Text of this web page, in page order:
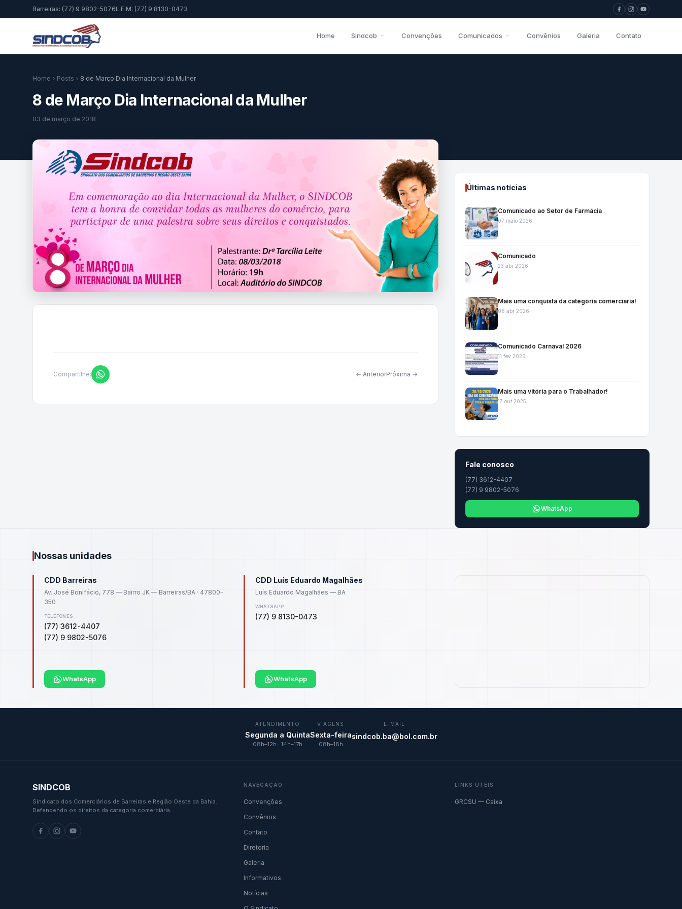
Barreiras: (77) 9 9802-5076L.E.M: (77) 9 8130-0473
Home Sindcob Convenções Comunicados Convênios Galeria Contato
Home Posts 8 de Março Dia Internacional da Mulher
8 de Março Dia Internacional da Mulher
03 de março de 2018
Compartilhe: ← AnteriorPróxima →
Últimas notícias
Comunicado ao Setor de Farmácia
07 maio 2026
Comunicado
23 abr 2026
Mais uma conquista da categoria comerciaria!
08 abr 2026
Comunicado Carnaval 2026
11 fev 2026
Mais uma vitória para o Trabalhador!
17 out 2025
Fale conosco
(77) 3612-4407
(77) 9 9802-5076
WhatsApp
Nossas unidades
CDD Barreiras
Av. José Bonifácio, 778 — Bairro JK — Barreiras/BA · 47800-
350
TELEFONES
(77) 3612-4407
(77) 9 9802-5076
WhatsApp
CDD Luís Eduardo Magalhães
Luís Eduardo Magalhães — BA
WHATSAPP
(77) 9 8130-0473
WhatsApp
ATENDIMENTO
Segunda a Quinta
08h–12h · 14h–17h
VIAGENS
Sexta-feira
08h–18h
E-MAIL
sindcob.ba@bol.com.br
SINDCOB
Sindicato dos Comerciários de Barreiras e Região Oeste da Bahia.
Defendendo os direitos da categoria comerciária.
NAVEGAÇÃO
Convenções
Convênios
Contato
Diretoria
Galeria
Informativos
Notícias
LINKS ÚTEIS
GRCSU — Caixa